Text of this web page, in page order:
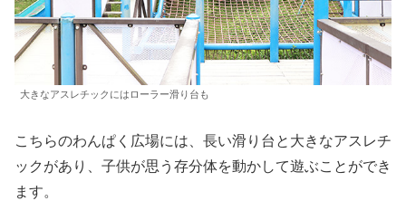
大きなアスレチックにはローラー滑り台も
こちらのわんぱく広場には、長い滑り台と大きなアスレチ
ックがあり、子供が思う存分体を動かして遊ぶことができ
ます。